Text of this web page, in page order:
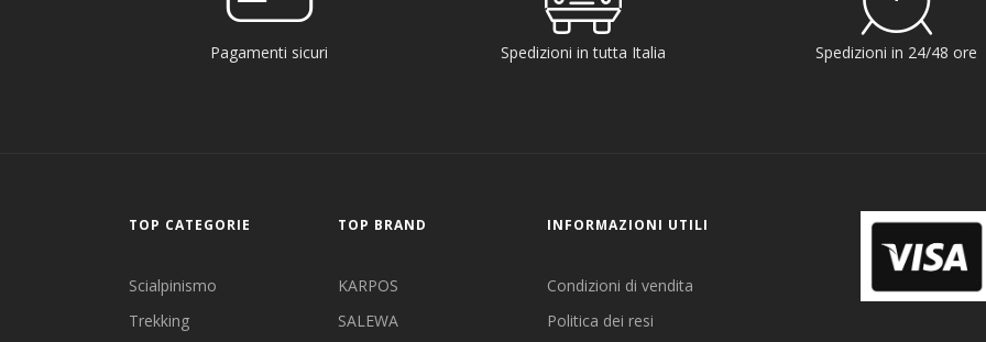
Pagamenti sicuri Spedizioni in tutta Italia Spedizioni in 24/48 ore
TOP CATEGORIE
Scialpinismo
Trekking
TOP BRAND
KARPOS
SALEWA
INFORMAZIONI UTILI
Condizioni di vendita
Politica dei resi